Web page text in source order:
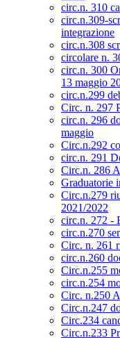
circ.n. 310
circ.n.309-
integrazione
circ.n.308
circolare n.
circ.n. 300
13 maggio
circ.n.299
Circ. n. 297
circ.n. 296
maggio
Circ.n.292
circ.n. 291
Circ.n. 286
Graduatorie
Circ.n.279
2021/2022
circ.n. 272 -
circ.n.270
Circ. n. 261
circ.n.260
Circ.n.255
circ.n.254
Circ. n.250
Circ.n.247
Circ.234
Circ.n.233